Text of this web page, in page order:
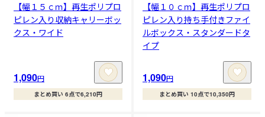
【幅１５ｃｍ】再生ポリプロ
ピレン入り収納キャリーボッ
クス・ワイド
1,090円
まとめ買い 6点で6,210円
【幅１０ｃｍ】再生ポリプロ
ピレン入り持ち手付きファイ
ルボックス・スタンダードタ
イプ
1,090円
まとめ買い 10点で10,350円